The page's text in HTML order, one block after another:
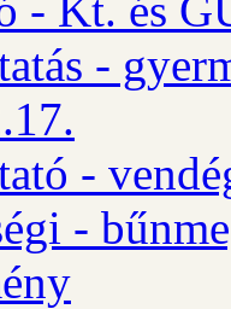
- Kt. és
-
-
-